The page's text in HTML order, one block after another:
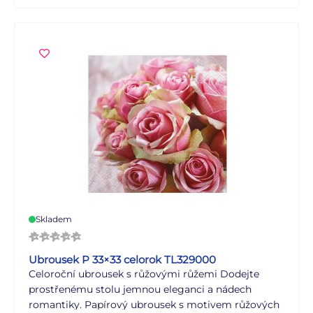
interiéru šmrnc a příjemnou atmosféru. Rozměr: 33
× 33 cm Motiv: květy chryzantém POČET
UBROUSKŮ V BALENÍ: 20 ks Uvedená cena je za 1
balení (20 kusů).
Skladem
Ubrousek P 33×33 celorok TL329000
Celoroční ubrousek s růžovými růžemi Dodejte
prostřenému stolu jemnou eleganci a nádech
romantiky. Papírový ubrousek s motivem růžových